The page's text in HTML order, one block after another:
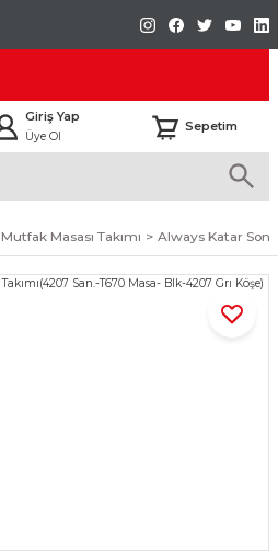
Giriş Yap
Üye Ol
Sepetim
Mutfak Masası Takımı Always Katar